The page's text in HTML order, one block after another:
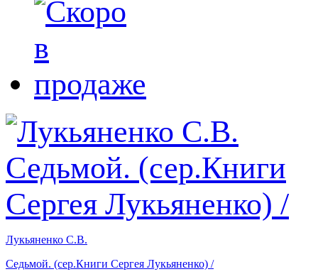
Лукьяненко С.В.
Седьмой. (сер.Книги Сергея Лукьяненко) /